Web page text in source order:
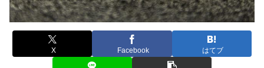
X Facebook はてブ